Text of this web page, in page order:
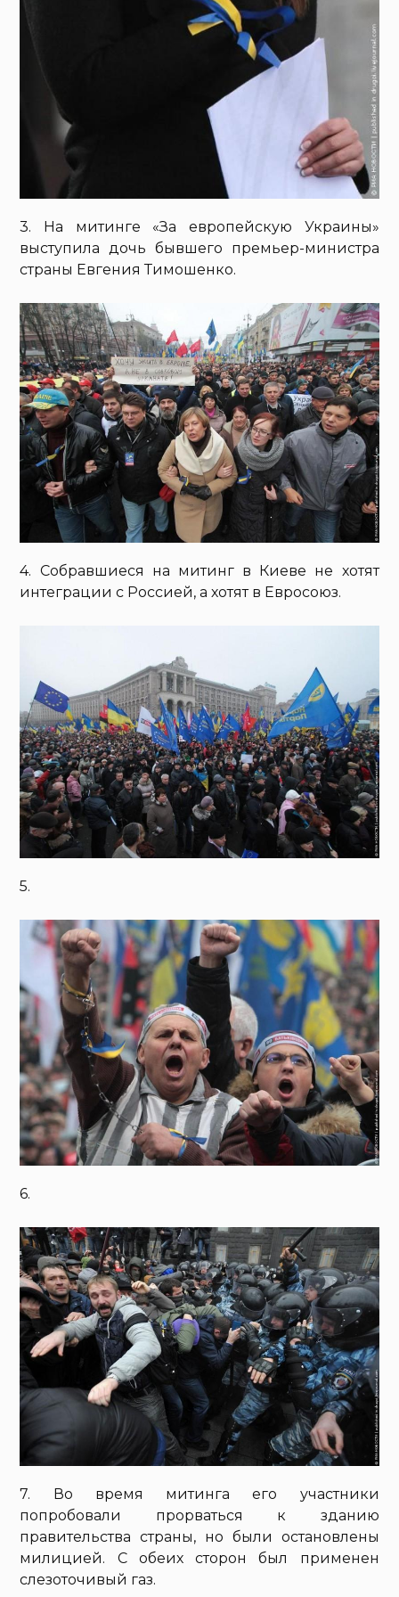
3. На митинге «За европейскую Украины»
выступила дочь бывшего премьер-министра
страны Евгения Тимошенко.
4. Собравшиеся на митинг в Киеве не хотят
интеграции с Россией, а хотят в Евросоюз.
5.
6.
7. Во время митинга его участники
попробовали прорваться к зданию
правительства страны, но были остановлены
милицией. С обеих сторон был применен
слезоточивый газ.